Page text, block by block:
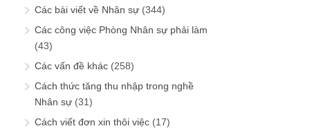
Các bài viết về Nhân sự (344)
Các công việc Phòng Nhân sự phải làm
(43)
Các vấn đề khác (258)
Cách thức tăng thu nhập trong nghề
Nhân sự (31)
Cách viết đơn xin thôi việc (17)